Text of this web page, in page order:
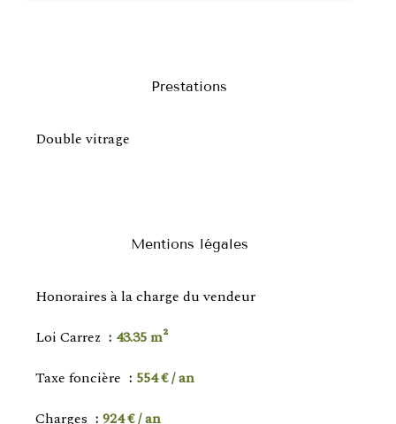
Prestations
Double vitrage
Mentions légales
Honoraires à la charge du vendeur
Loi Carrez
43.35 m²
Taxe foncière
554 € / an
Charges
924 € / an